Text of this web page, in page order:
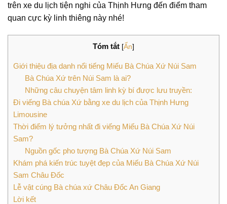
trên xe du lịch tiện nghi của Thịnh Hưng đến điểm tham
quan cực kỳ linh thiêng này nhé!
Tóm tắt [Ẩn]
Giới thiệu địa danh nổi tiếng Miếu Bà Chúa Xứ Núi Sam
Bà Chúa Xứ trên Núi Sam là ai?
Những câu chuyện tâm linh kỳ bí được lưu truyền:
Đi viếng Bà chúa Xứ bằng xe du lịch của Thịnh Hưng
Limousine
Thời điểm lý tưởng nhất đi viếng Miếu Bà Chúa Xứ Núi
Sam?
Nguồn gốc pho tượng Bà Chúa Xứ Núi Sam
Khám phá kiến trúc tuyệt đẹp của Miếu Bà Chúa Xứ Núi
Sam Châu Đốc
Lễ vật cúng Bà chúa xứ Châu Đốc An Giang
Lời kết